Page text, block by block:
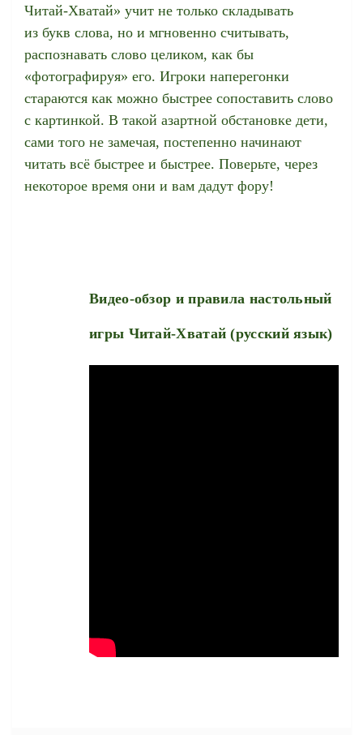
Читай-Хватай» учит не только складывать
из букв слова, но и мгновенно считывать,
распознавать слово целиком, как бы
«фотографируя» его. Игроки наперегонки
стараются как можно быстрее сопоставить слово
с картинкой. В такой азартной обстановке дети,
сами того не замечая, постепенно начинают
читать всё быстрее и быстрее. Поверьте, через
некоторое время они и вам дадут фору!
Видео-обзор и правила настольный
игры Читай-Хватай (русский язык)